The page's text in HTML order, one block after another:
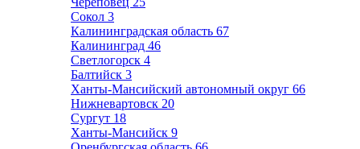
Сокол 3
Калининградская область 67
Калининград 46
Светлогорск 4
Балтийск 3
Ханты-Мансийский автономный округ 66
Нижневартовск 20
Сургут 18
Ханты-Мансийск 9